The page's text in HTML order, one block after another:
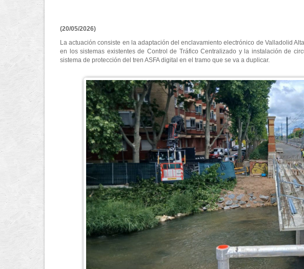
(20/05/2026)
La actuación consiste en la adaptación del enclavamiento electrónico de Valladolid
en los sistemas existentes de Control de Tráfico Centralizado y la instalación de
sistema de protección del tren ASFA digital en el tramo que se va a duplicar.